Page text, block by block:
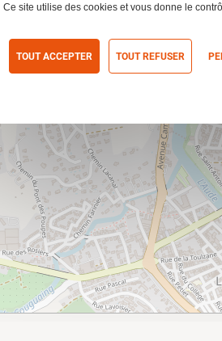
Ce site utilise des cookies et vous donne le
TOUT ACCEPTER TOUT REFUSER